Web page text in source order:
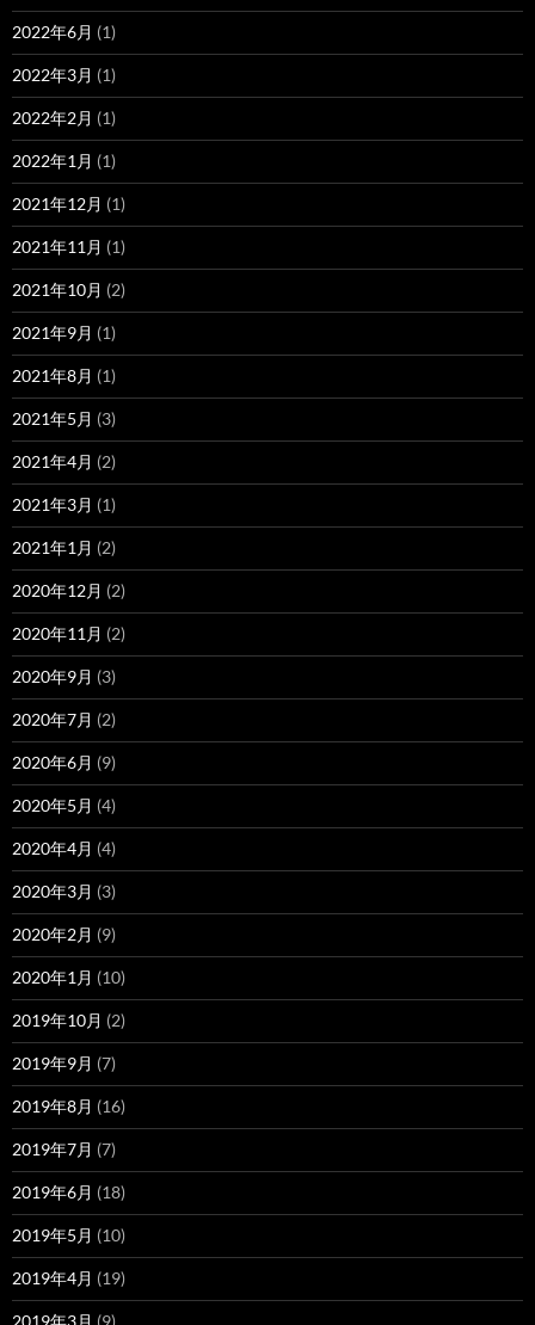
2022年6月 (1)
2022年3月 (1)
2022年2月 (1)
2022年1月 (1)
2021年12月 (1)
2021年11月 (1)
2021年10月 (2)
2021年9月 (1)
2021年8月 (1)
2021年5月 (3)
2021年4月 (2)
2021年3月 (1)
2021年1月 (2)
2020年12月 (2)
2020年11月 (2)
2020年9月 (3)
2020年7月 (2)
2020年6月 (9)
2020年5月 (4)
2020年4月 (4)
2020年3月 (3)
2020年2月 (9)
2020年1月 (10)
2019年10月 (2)
2019年9月 (7)
2019年8月 (16)
2019年7月 (7)
2019年6月 (18)
2019年5月 (10)
2019年4月 (19)
2019年3月 (9)